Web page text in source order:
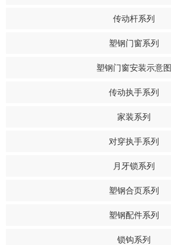
传动杆系列
塑钢门窗系列
塑钢门窗安装示意图
传动执手系列
家装系列
对穿执手系列
月牙锁系列
塑钢合页系列
塑钢配件系列
锁钩系列